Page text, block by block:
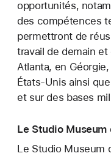
opportunités,
des compétences
permettront de
travail de demain
Atlanta, en
États-Unis ainsi
et sur des bases
Le Studio Museum
Le Studio Museum